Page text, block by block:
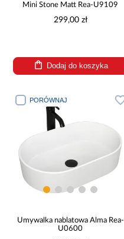
Mini Stone Matt Rea-U9109
299,00 zł
Dodaj do koszyka
PORÓWNAJ
Umywalka nablatowa Alma Rea-
U0600